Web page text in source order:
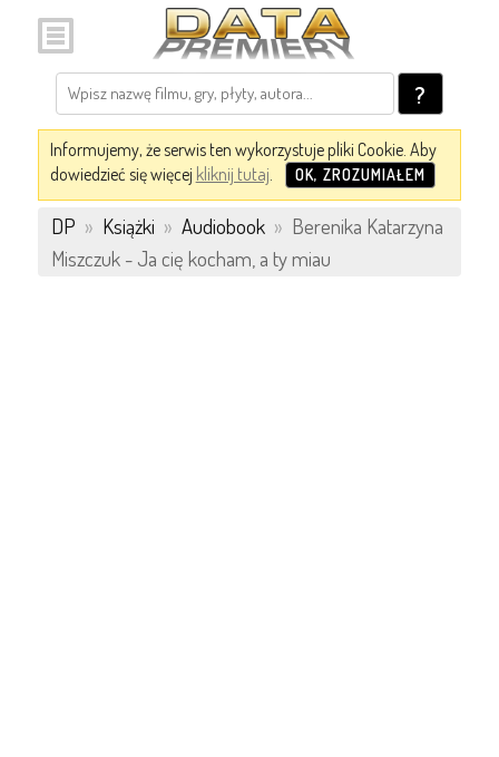
?
Informujemy, że serwis ten wykorzystuje pliki Cookie. Aby
dowiedzieć się więcej kliknij tutaj. OK, ZROZUMIAŁEM
DP » Książki » Audiobook » Berenika Katarzyna
Miszczuk - Ja cię kocham, a ty miau